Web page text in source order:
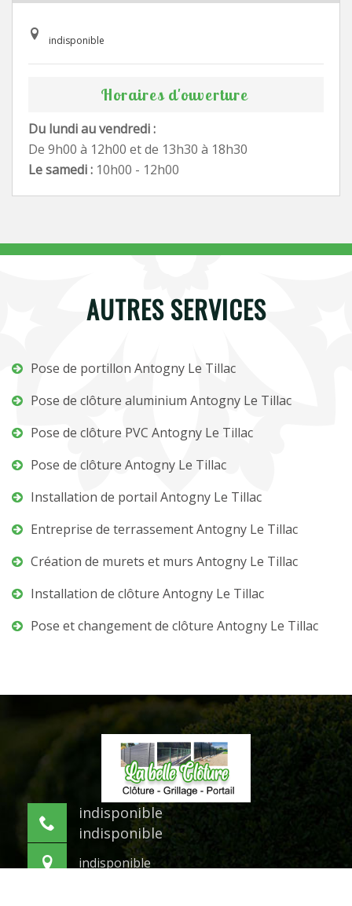
indisponible
Horaires d'ouverture
Du lundi au vendredi :
De 9h00 à 12h00 et de 13h30 à 18h30
Le samedi : 10h00 - 12h00
AUTRES SERVICES
Pose de portillon Antogny Le Tillac
Pose de clôture aluminium Antogny Le Tillac
Pose de clôture PVC Antogny Le Tillac
Pose de clôture Antogny Le Tillac
Installation de portail Antogny Le Tillac
Entreprise de terrassement Antogny Le Tillac
Création de murets et murs Antogny Le Tillac
Installation de clôture Antogny Le Tillac
Pose et changement de clôture Antogny Le Tillac
indisponible
indisponible
indisponible